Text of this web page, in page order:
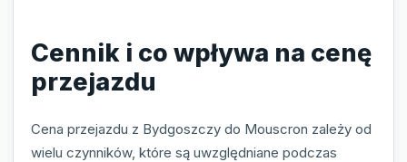
Cennik i co wpływa na cenę
przejazdu
Cena przejazdu z Bydgoszczy do Mouscron zależy od
wielu czynników, które są uwzględniane podczas